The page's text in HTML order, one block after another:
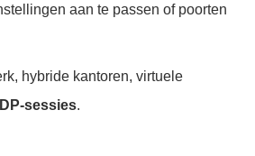
aan te passen of poorten
hybride kantoren, virtuele
sessies.